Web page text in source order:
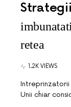
retea
1.2K VIEWS
Unii chiar